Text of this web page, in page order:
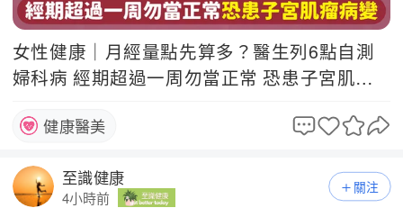
女性健康｜月經量點先算多？醫生列6點自測
婦科病 經期超過一周勿當正常 恐患子宮肌瘤
健康醫美
至識健康
4小時前
關注